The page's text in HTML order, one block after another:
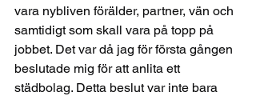
vara nybliven förälder, partner, vän och
samtidigt som skall vara på topp på
jobbet. Det var då jag för första gången
beslutade mig för att anlita ett
städbolag. Detta beslut var inte bara